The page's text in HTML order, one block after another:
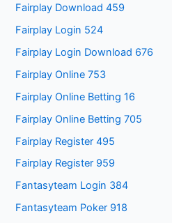
Fairplay Download 459
Fairplay Login 524
Fairplay Login Download 676
Fairplay Online 753
Fairplay Online Betting 16
Fairplay Online Betting 705
Fairplay Register 495
Fairplay Register 959
Fantasyteam Login 384
Fantasyteam Poker 918